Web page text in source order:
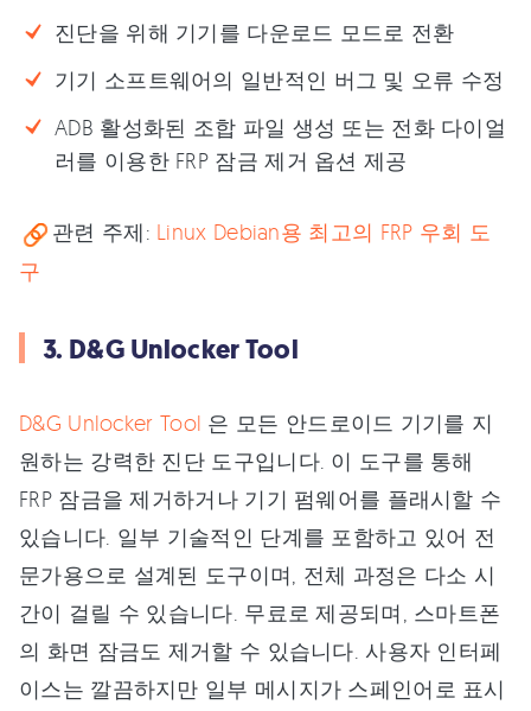
진단을 위해 기기를 다운로드 모드로 전환
기기 소프트웨어의 일반적인 버그 및 오류 수정
ADB 활성화된 조합 파일 생성 또는 전화 다이얼
러를 이용한 FRP 잠금 제거 옵션 제공
관련 주제: Linux Debian용 최고의 FRP 우회 도
구
3. D&G Unlocker Tool
D&G Unlocker Tool 은 모든 안드로이드 기기를 지
원하는 강력한 진단 도구입니다. 이 도구를 통해
FRP 잠금을 제거하거나 기기 펌웨어를 플래시할 수
있습니다. 일부 기술적인 단계를 포함하고 있어 전
문가용으로 설계된 도구이며, 전체 과정은 다소 시
간이 걸릴 수 있습니다. 무료로 제공되며, 스마트폰
의 화면 잠금도 제거할 수 있습니다. 사용자 인터페
이스는 깔끔하지만 일부 메시지가 스페인어로 표시